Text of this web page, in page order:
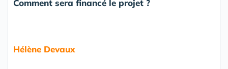
Comment sera financé le projet ?
Hélène Devaux